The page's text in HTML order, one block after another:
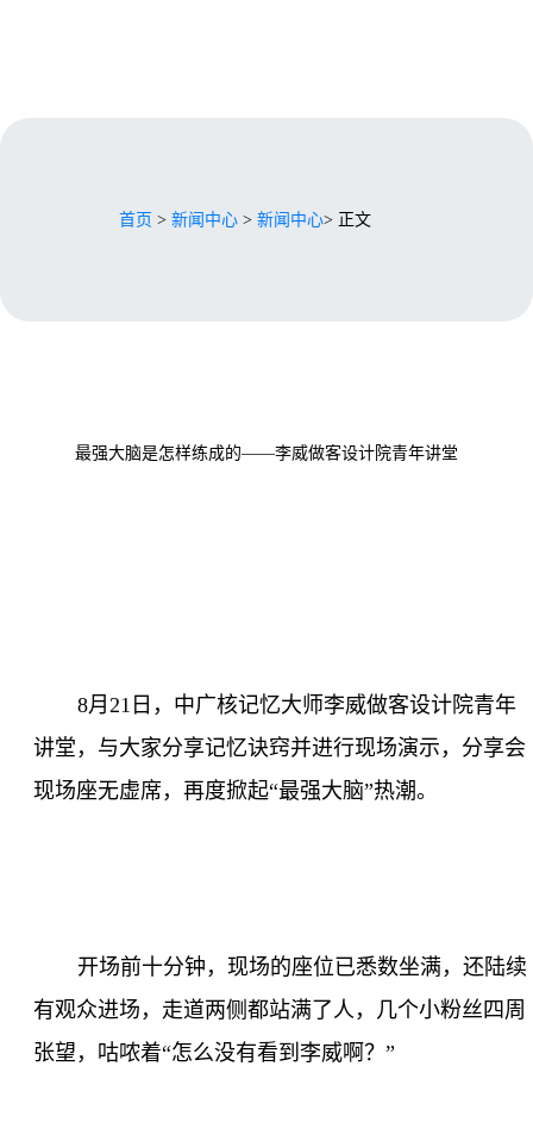
首页 > 新闻中心 > 新闻中心> 正文
最强大脑是怎样练成的——李威做客设计院青年讲堂
8月21 日，中广核记忆大师李威做客设计院青年
讲堂，与大家分享记忆诀窍并进行现场演示，分享会
现场座无虚席，再度掀起“最强大脑”热潮。
开场前十分钟，现场的座位已悉数坐满，还陆续
有观众进场，走道两侧都站满了人，几个小粉丝四周
张望，咕哝着“怎么没有看到李威啊？”